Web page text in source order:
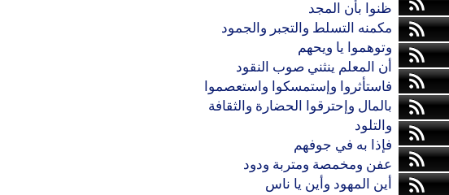
ظنوا بأن المجد
مكمنه التسلط والتجبر والجمود
وتوهموا يا ويحهم
أن المعلم ينثني صوب النقود
فاستأثروا وإستمسكوا واستعصموا
بالمال وإحترقوا الحضارة والثقافة
والتلود
فإذا به في جوفهم
عفن ومخمصة ومتربة ودود
أين المهود وأين يا ناس